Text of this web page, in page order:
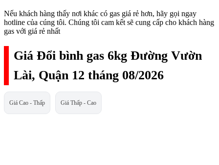
Nếu khách hàng thấy nơi khác có gas giá rẻ hơn, hãy gọi ngay
hotline của cúng tôi. Chúng tôi cam kết sẽ cung cấp cho khách hàng
gas với giá rẻ nhất
Giá Đổi bình gas 6kg Đường Vườn
Lài, Quận 12 tháng 08/2026
Giá Cao - Thấp Giá Thấp - Cao